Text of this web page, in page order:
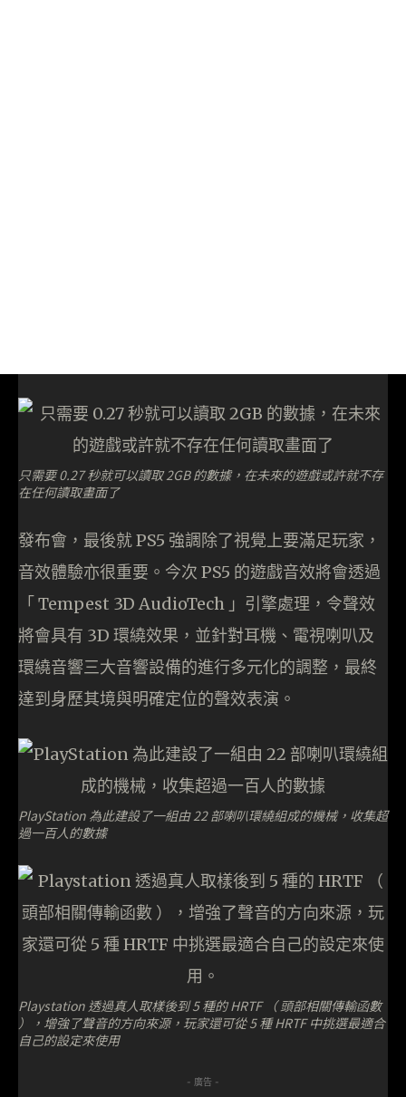
只需要 0.27 秒就可以讀取 2GB 的數據，在未來的遊戲或許就不存
在任何讀取畫面了
發布會，最後就 PS5 強調除了視覺上要滿足玩家，
音效體驗亦很重要。今次 PS5 的遊戲音效將會透過
「 Tempest 3D AudioTech 」引擎處理，令聲效
將會具有 3D 環繞效果，並針對耳機、電視喇叭及
環繞音響三大音響設備的進行多元化的調整，最終
達到身歷其境與明確定位的聲效表演。
PlayStation 為此建設了一組由 22 部喇叭環繞組成的機械，收集超
過一百人的數據
Playstation 透過真人取樣後到 5 種的 HRTF （ 頭部相關傳輸函數
），增強了聲音的方向來源，玩家還可從 5 種 HRTF 中挑選最適合
自己的設定來使用
- 廣告 -